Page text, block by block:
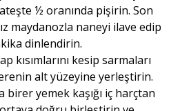
½ oranında pişirin. Son
maydanozla naneyi ilave edip
dinlendirin.
kısımlarını kesip sarmaları
alt yüzeyine yerleştirin.
birer yemek kaşığı iç harçtan